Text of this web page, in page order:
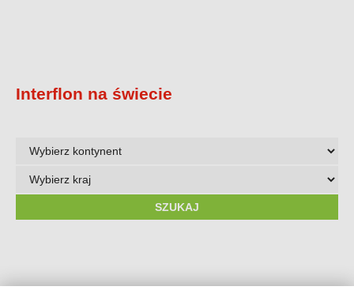
Interflon na świecie
Wybierz
kontynent
Wybierz
SZUKAJ